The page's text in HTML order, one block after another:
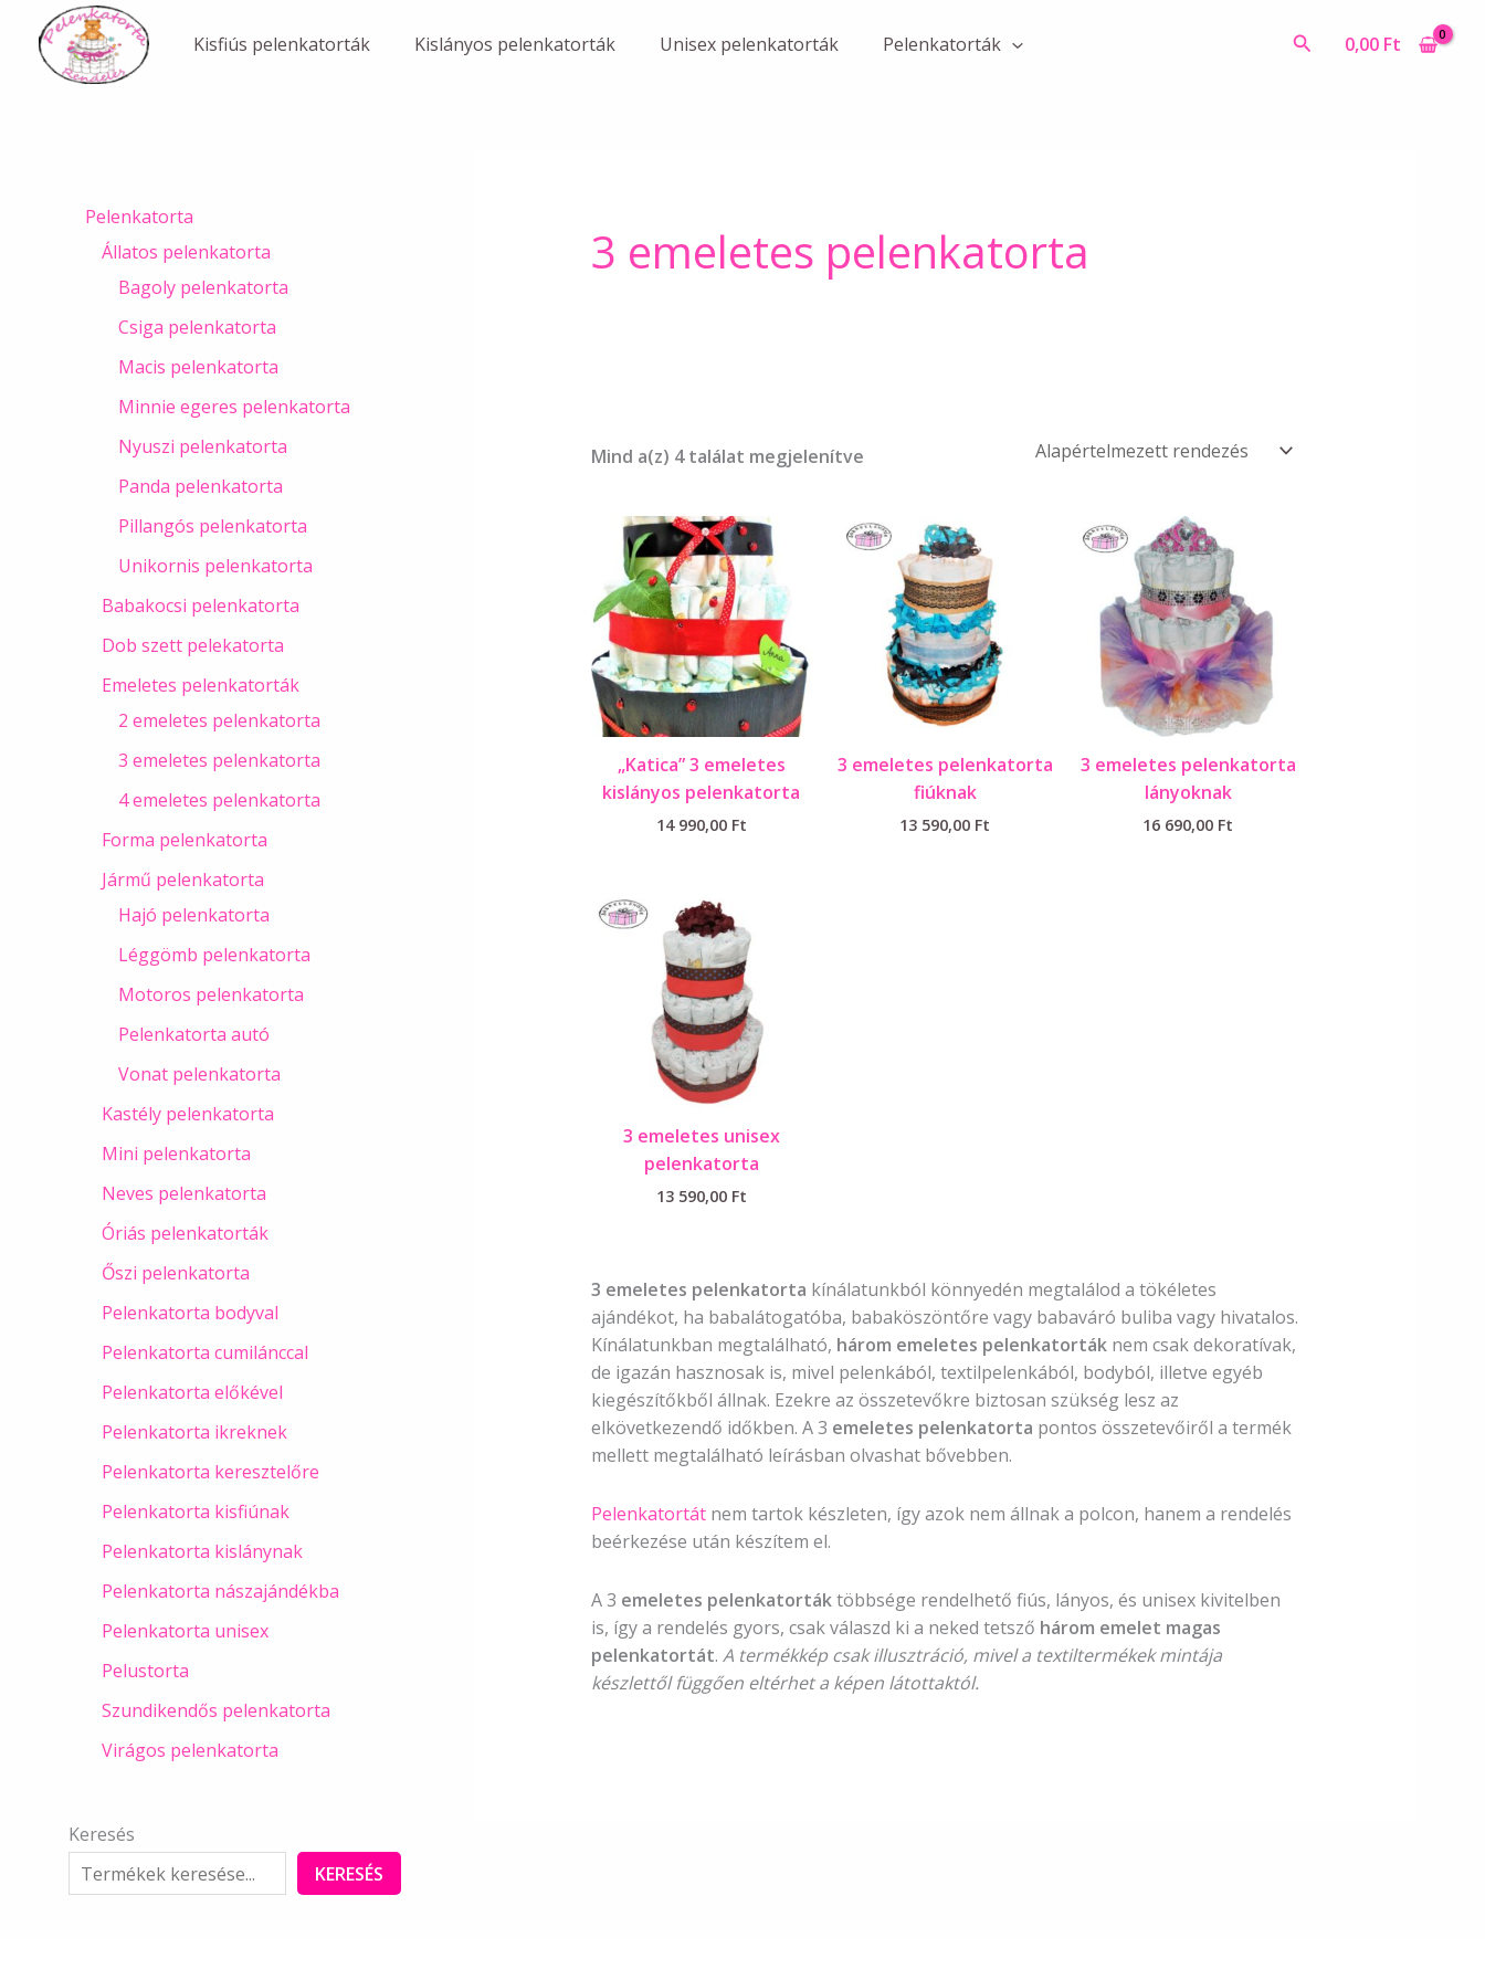
content
Kisfiús pelenkatorták Kislányos pelenkatorták Unisex pelenkatorták Pelenkatorták Search0,00 Ft
Pelenkatorta
Állatos pelenkatorta
Bagoly pelenkatorta
Csiga pelenkatorta
Macis pelenkatorta
Minnie egeres pelenkatorta
Nyuszi pelenkatorta
Panda pelenkatorta
Pillangós pelenkatorta
Unikornis pelenkatorta
Babakocsi pelenkatorta
Dob szett pelekatorta
Emeletes pelenkatorták
2 emeletes pelenkatorta
3 emeletes pelenkatorta
4 emeletes pelenkatorta
Forma pelenkatorta
Jármű pelenkatorta
Hajó pelenkatorta
Léggömb pelenkatorta
Motoros pelenkatorta
Pelenkatorta autó
Vonat pelenkatorta
Kastély pelenkatorta
Mini pelenkatorta
Neves pelenkatorta
Óriás pelenkatorták
Őszi pelenkatorta
Pelenkatorta bodyval
Pelenkatorta cumilánccal
Pelenkatorta előkével
Pelenkatorta ikreknek
Pelenkatorta keresztelőre
Pelenkatorta kisfiúnak
Pelenkatorta kislánynak
Pelenkatorta nászajándékba
Pelenkatorta unisex
Pelustorta
Szundikendős pelenkatorta
Virágos pelenkatorta
Keresés
KERESÉS
3 emeletes pelenkatorta
Mind a(z) 4 találat megjelenítve
„Katica” 3 emeletes
kislányos pelenkatorta
14 990,00 Ft
3 emeletes pelenkatorta
fiúknak
13 590,00 Ft
3 emeletes pelenkatorta
lányoknak
16 690,00 Ft
3 emeletes unisex
pelenkatorta
13 590,00 Ft
3 emeletes pelenkatorta kínálatunkból könnyedén megtalálod a tökéletes
ajándékot, ha babalátogatóba, babaköszöntőre vagy babaváró buliba vagy hivatalos.
Kínálatunkban megtalálható, három emeletes pelenkatortáknem csak dekoratívak,
de igazán hasznosak is, mivel pelenkából, textilpelenkából, bodyból, illetve egyéb
kiegészítőkből állnak. Ezekre az összetevőkre biztosan szükség lesz az
elkövetkezendő időkben. A 3 emeletes pelenkatorta pontos összetevőiről a termék
mellett megtalálható leírásban olvashat bővebben.
Pelenkatortátnem tartok készleten, így azok nem állnak a polcon, hanem a rendelés
beérkezése után készítem el.
A 3 emeletes pelenkatortáktöbbsége rendelhető fiús, lányos, és unisex kivitelben
is, így a rendelés gyors, csak válaszd ki a neked tetsző három emelet magas
pelenkatortát. A termékkép csak illusztráció, mivel a textiltermékek mintája
készlettől függően eltérhet a képen látottaktól.